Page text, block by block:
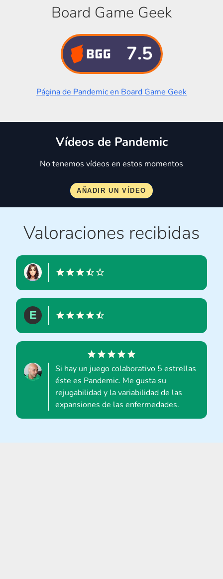
Board Game Geek
7.5
Página de Pandemic en Board Game Geek
Vídeos de Pandemic
No tenemos vídeos en estos momentos
Valoraciones recibidas
Si hay un juego colaborativo 5 estrellas
éste es Pandemic. Me gusta su
rejugabilidad y la variabilidad de las
expansiones de las enfermedades.